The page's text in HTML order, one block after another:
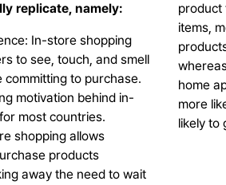
replicate, namely:
In-store shopping
to see, touch, and smell
committing to purchase.
motivation behind in-
most countries.
shopping allows
products
away the need to wait
product
items,
home
more
likely to